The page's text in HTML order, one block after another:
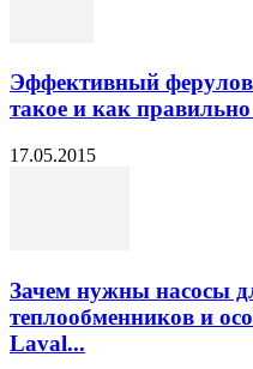
Эффективный
такое и как
17.05.2015
Зачем нужны насосы
теплообменников и
Laval...